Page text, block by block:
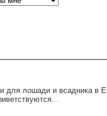
лошади и всадника в
...